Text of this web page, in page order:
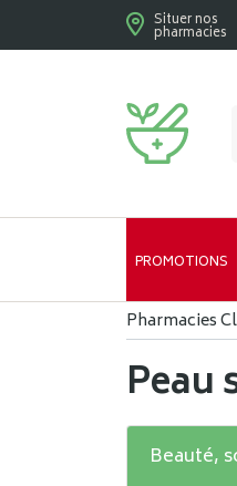
Situer nos
pharmacies
PROMOTIONS
Pharmacies
Peau
Beauté,